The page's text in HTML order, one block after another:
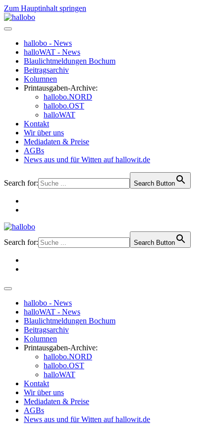
Zum Hauptinhalt springen
hallobo - News
halloWAT - News
Blaulichtmeldungen Bochum
Beitragsarchiv
Kolumnen
Printausgaben-Archive:
hallobo.NORD
hallobo.OST
halloWAT
Kontakt
Wir über uns
Mediadaten & Preise
AGBs
News aus und für Witten auf hallowit.de
Search for: Search Button
Search for: Search Button
hallobo - News
halloWAT - News
Blaulichtmeldungen Bochum
Beitragsarchiv
Kolumnen
Printausgaben-Archive:
hallobo.NORD
hallobo.OST
halloWAT
Kontakt
Wir über uns
Mediadaten & Preise
AGBs
News aus und für Witten auf hallowit.de